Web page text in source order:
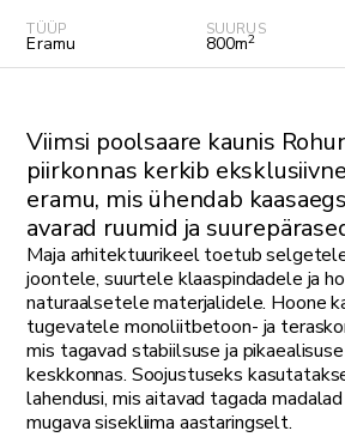
TÜÜP
Eramu
SUURUS
800m2
Viimsi poolsaare kaunis
piirkonnas kerkib
eramu, mis ühendab
avarad ruumid ja
Maja arhitektuurikeel toetub
joontele, suurtele klaaspindadele ja
naturaalsetele materjalidele. Hoone
tugevatele monoliitbetoon- ja
mis tagavad stabiilsuse ja
keskkonnas. Soojustuseks
lahendusi, mis aitavad tagada
mugava sisekliima aastaringselt.